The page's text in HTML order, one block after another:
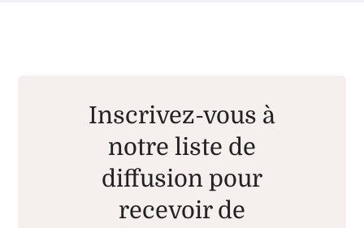
Inscrivez-vous à
notre liste de
diffusion pour
recevoir de